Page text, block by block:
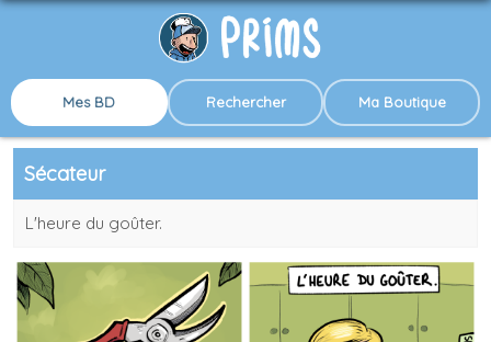
Mes BD Rechercher Ma Boutique
Sécateur
L'heure du goûter.